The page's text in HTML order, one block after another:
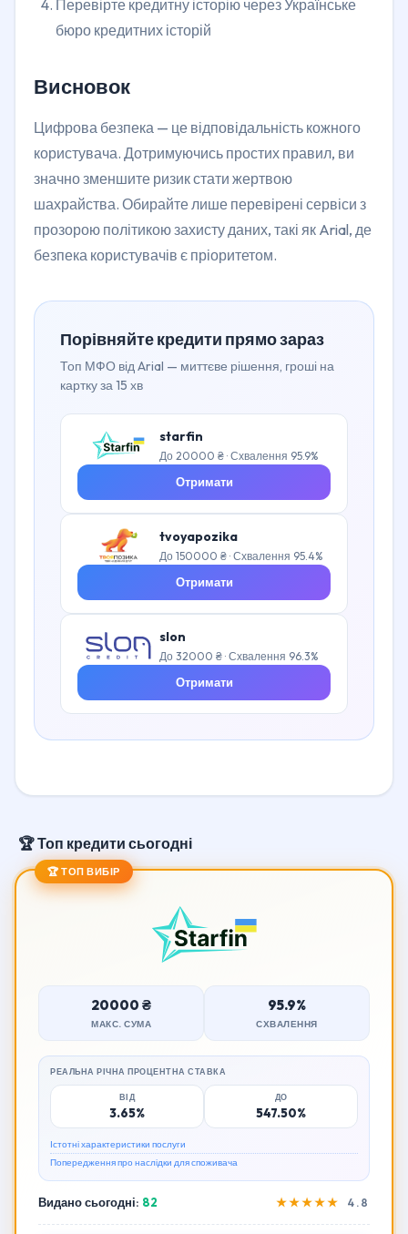
Перевірте кредитну історію через Українське
бюро кредитних історій
Висновок
Цифрова безпека — це відповідальність кожного
користувача. Дотримуючись простих правил, ви
значно зменшите ризик стати жертвою
шахрайства. Обирайте лише перевірені сервіси з
прозорою політикою захисту даних, такі як Arial, де
безпека користувачів є пріоритетом.
Порівняйте кредити прямо зараз
Топ МФО від Arial — миттєве рішення, гроші на
картку за 15 хв
starfin
До 20000 ₴ · Схвалення 95.9%
Отримати
tvoyapozika
До 150000 ₴ · Схвалення 95.4%
Отримати
slon
До 32000 ₴ · Схвалення 96.3%
Отримати
🏆 Топ кредити сьогодні
🏆 ТОП ВИБІР
20000 ₴
МАКС. СУМА
95.9%
СХВАЛЕННЯ
РЕАЛЬНА РІЧНА ПРОЦЕНТНА СТАВКА
ВІД
3.65%
ДО
547.50%
Істотні характеристики послуги
Попередження про наслідки для споживача
Видано сьогодні: 82 ★★★★★ 4.8